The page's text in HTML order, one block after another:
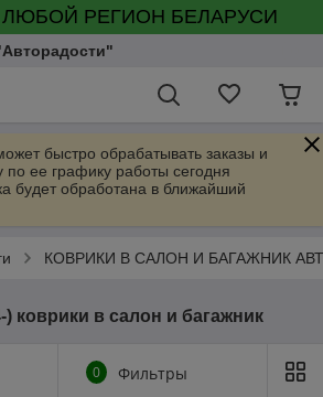
ЛЮБОЙ РЕГИОН БЕЛАРУСИ
быстро обрабатывать заказы и
по ее графику работы сегодня
будет обработана в ближайший
КОВРИКИ В САЛОН И БАГАЖНИК
) коврики в салон и багажник
0 Фильтры